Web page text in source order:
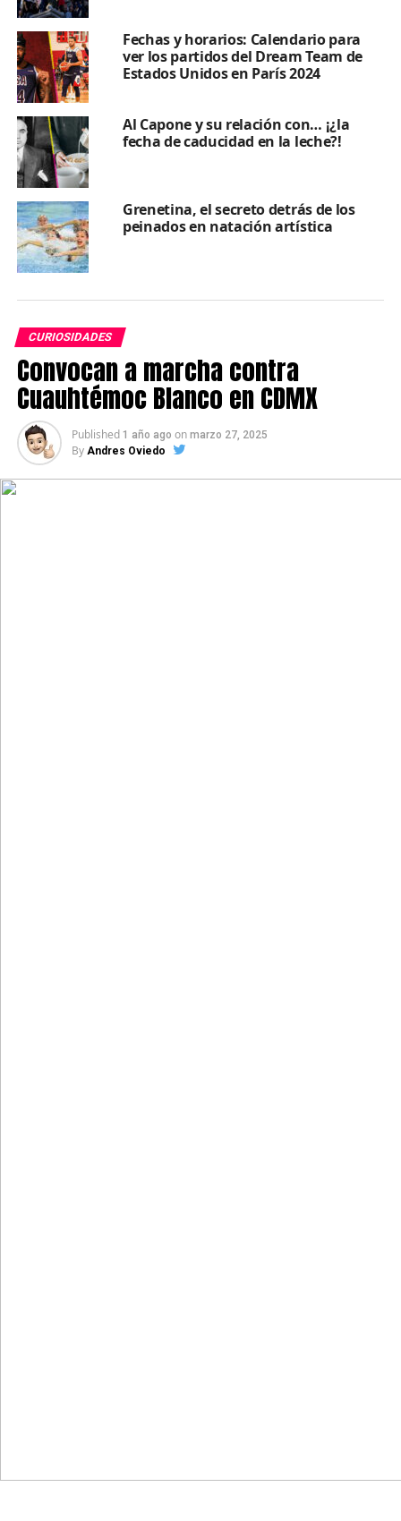
Fechas y horarios: Calendario para
ver los partidos del Dream Team de
Estados Unidos en París 2024
Al Capone y su relación con… ¡¿la
fecha de caducidad en la leche?!
Grenetina, el secreto detrás de los
peinados en natación artística
CURIOSIDADES
Convocan a marcha contra
Cuauhtémoc Blanco en CDMX
Published 1 año ago on marzo 27, 2025
By Andres Oviedo